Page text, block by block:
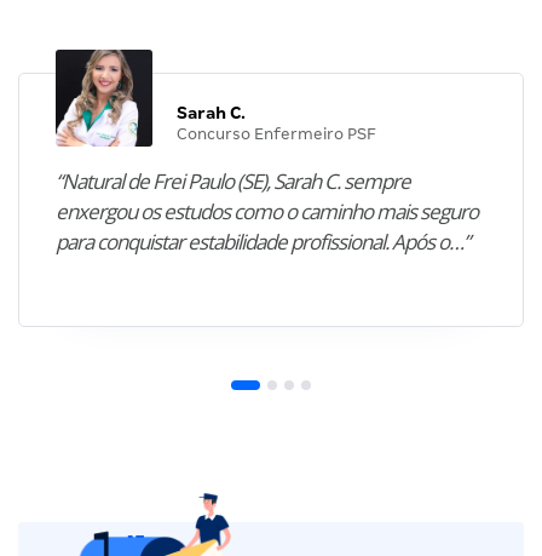
Sarah C.
Concurso Enfermeiro PSF
“Natural de Frei Paulo (SE), Sarah C. sempre
enxergou os estudos como o caminho mais seguro
para conquistar estabilidade profissional. Após o…”